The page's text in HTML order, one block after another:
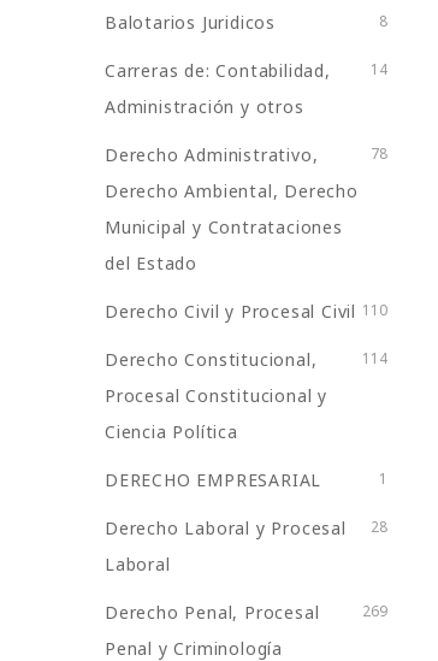
Balotarios Juridicos 8
Carreras de: Contabilidad,
Administración y otros
14
Derecho Administrativo,
Derecho Ambiental, Derecho
Municipal y Contrataciones
del Estado
78
Derecho Civil y Procesal Civil 110
Derecho Constitucional,
Procesal Constitucional y
Ciencia Política
114
DERECHO EMPRESARIAL 1
Derecho Laboral y Procesal
Laboral
28
Derecho Penal, Procesal
Penal y Criminología
269